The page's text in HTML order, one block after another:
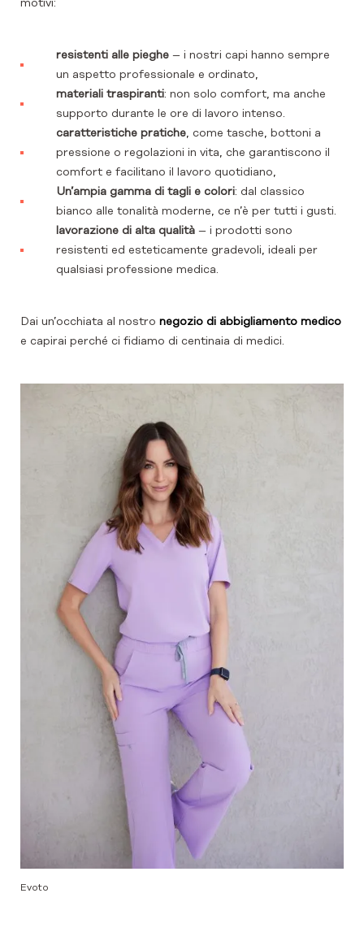
motivi:
resistenti alle pieghe – i nostri capi hanno sempre
un aspetto professionale e ordinato,
materiali traspiranti: non solo comfort, ma anche
supporto durante le ore di lavoro intenso.
caratteristiche pratiche, come tasche, bottoni a
pressione o regolazioni in vita, che garantiscono il
comfort e facilitano il lavoro quotidiano,
Un’ampia gamma di tagli e colori: dal classico
bianco alle tonalità moderne, ce n’è per tutti i gusti.
lavorazione di alta qualità – i prodotti sono
resistenti ed esteticamente gradevoli, ideali per
qualsiasi professione medica.
Dai un’occhiata al nostro negozio di abbigliamento medico
e capirai perché ci fidiamo di centinaia di medici.
Evoto